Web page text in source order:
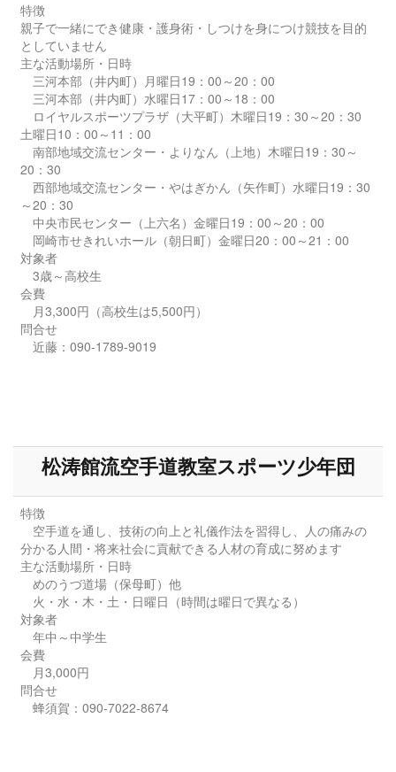
特徴
親子で一緒にでき健康・護身術・しつけを身につけ競技を目的
としていません
主な活動場所・日時
三河本部（井内町）月曜日19：00～20：00
三河本部（井内町）水曜日17：00～18：00
ロイヤルスポーツプラザ（大平町）木曜日19：30～20：30
土曜日10：00～11：00
南部地域交流センター・よりなん（上地）木曜日19：30～
20：30
西部地域交流センター・やはぎかん（矢作町）水曜日19：30
～20：30
中央市民センター（上六名）金曜日19：00～20：00
岡崎市せきれいホール（朝日町）金曜日20：00～21：00
対象者
3歳～高校生
会費
月3,300円（高校生は5,500円）
問合せ
近藤：090-1789-9019
松涛館流空手道教室スポーツ少年団
特徴
空手道を通し、技術の向上と礼儀作法を習得し、人の痛みの
分かる人間・将来社会に貢献できる人材の育成に努めます
主な活動場所・日時
めのうづ道場（保母町）他
火・水・木・土・日曜日（時間は曜日で異なる）
対象者
年中～中学生
会費
月3,000円
問合せ
蜂須賀：090-7022-8674